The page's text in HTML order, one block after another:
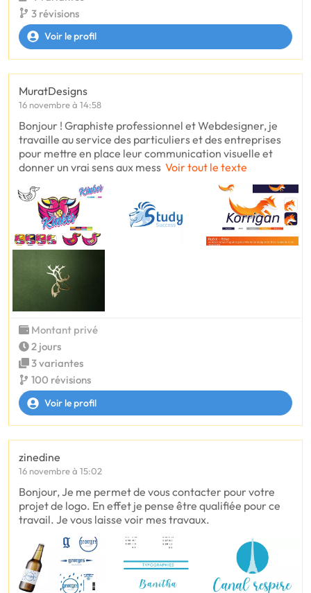
3 révisions
Voir le profil
MuratDesigns
16 novembre à 14:58
Bonjour ! Graphiste professionnel et Webdesigner, je
travaille au service des particuliers et des entreprises
pour mettre en place leur communication visuelle et
donner un vrai sens aux mess Voir tout le texte
Montant privé
2 jours
3 variantes
100 révisions
Voir le profil
zinedine
16 novembre à 15:02
Bonjour, Je me permet de vous contacter pour votre
projet de logo. En effet je pense être qualifiée pour ce
travail. Je vous laisse voir mes travaux.